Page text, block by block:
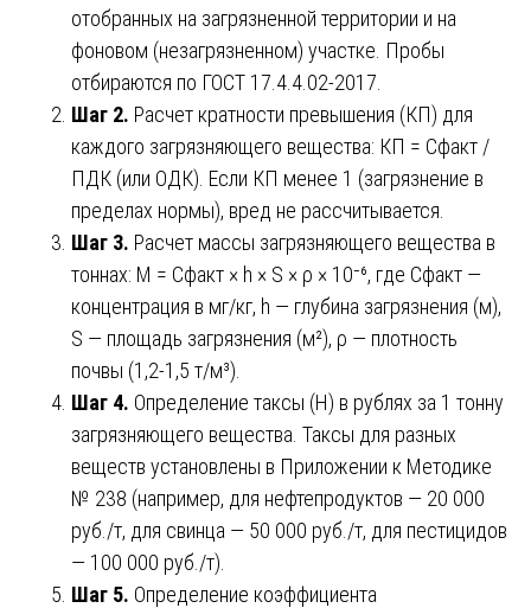
отобранных на загрязненной территории и на
фоновом (незагрязненном) участке. Пробы
отбираются по ГОСТ 17.4.4.02-2017.
Шаг 2. Расчет кратности превышения (КП) для
каждого загрязняющего вещества: КП = Сфакт /
ПДК (или ОДК). Если КП менее 1 (загрязнение в
пределах нормы), вред не рассчитывается.
Шаг 3. Расчет массы загрязняющего вещества в
тоннах: М = Сфакт × h × S × ρ × 10⁻⁶, где Сфакт —
концентрация в мг/кг, h — глубина загрязнения (м),
S — площадь загрязнения (м²), ρ — плотность
почвы (1,2-1,5 т/м³).
Шаг 4. Определение таксы (Н) в рублях за 1 тонну
загрязняющего вещества. Таксы для разных
веществ установлены в Приложении к Методике
№ 238 (например, для нефтепродуктов — 20 000
руб./т, для свинца — 50 000 руб./т, для пестицидов
— 100 000 руб./т).
Шаг 5. Определение коэффициента